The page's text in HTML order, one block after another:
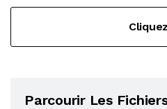
Parcourir Les